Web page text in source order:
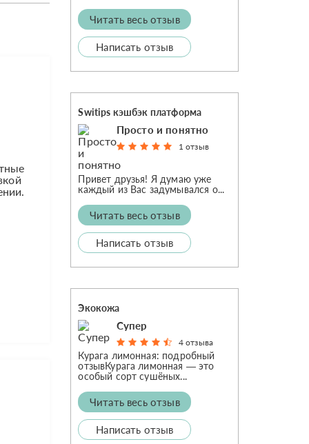
Читать весь отзыв
Написать отзыв
Switips кэшбэк платформа
Просто и понятно
1 отзыв
Привет друзья! Я думаю уже
каждый из Вас задумывался о...
Читать весь отзыв
Написать отзыв
Экокожа
Супер
4 отзыва
Курага лимонная: подробный
отзывКурага лимонная — это
особый сорт сушёных...
Читать весь отзыв
Написать отзыв